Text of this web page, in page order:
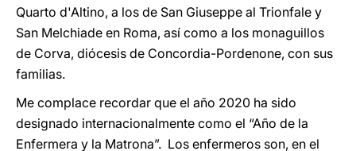
Quarto d'Altino, a los de San Giuseppe al Trionfale y
San Melchiade en Roma, así como a los monaguillos
de Corva, diócesis de Concordia-Pordenone, con sus
familias.
Me complace recordar que el año 2020 ha sido
designado internacionalmente como el “Año de la
Enfermera y la Matrona”. Los enfermeros son, en el